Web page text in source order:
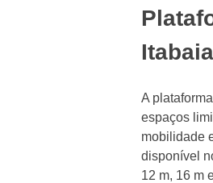
A
espaços
mobilidade
disponível
12 m, 16 m